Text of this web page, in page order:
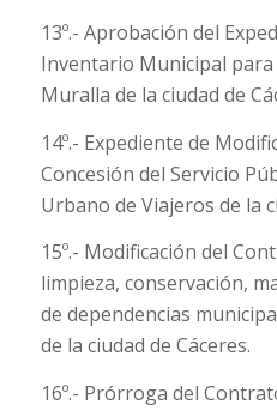
13º.- Aprobación del
Inventario Municipal
Muralla de la ciudad de
14º.- Expediente de
Concesión del Servicio
Urbano de Viajeros de la
15º.- Modificación del
limpieza, conservación,
de dependencias
de la ciudad de Cáceres.
16º.- Prórroga del